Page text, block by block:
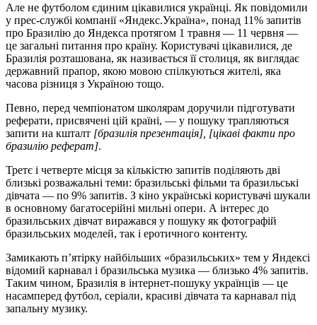
Але не футболом єдиним цікавилися українці. Як повідомили
у прес-службі компанії «Яндекс.Україна», понад 11% запитів
про Бразилію до Яндекса протягом 1 травня — 11 червня —
це загальні питання про країну. Користувачі цікавилися, де
Бразилія розташована, як називається її столиця, як виглядає
державний прапор, якою мовою спілкуються жителі, яка
часова різниця з Україною тощо.
Певно, перед чемпіонатом школярам доручили підготувати
реферати, присвячені цій країні, — у пошуку трапляються
запити на кшталт [бразилія презентація], [цікаві факти про
бразилію реферат].
Третє і четверте місця за кількістю запитів поділяють дві
близькі розважальні теми: бразильські фільми та бразильські
дівчата — по 9% запитів. З кіно українські користувачі шукали
в основному багатосерійні мильні опери. А інтерес до
бразильських дівчат виражався у пошуку як фотографій
бразильських моделей, так і еротичного контенту.
Замикають п’ятірку найбільших «бразильських» тем у Яндексі
відомий карнавал і бразильська музика — близько 4% запитів.
Таким чином, Бразилія в інтернет-пошуку українців — це
насамперед футбол, серіали, красиві дівчата та карнавал під
запальну музику.